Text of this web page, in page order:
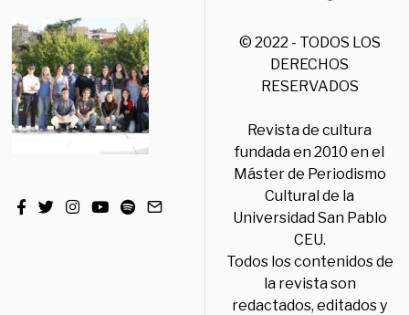
© 2022 - TODOS LOS
DERECHOS
RESERVADOS
Revista de cultura
fundada en 2010 en el
Máster de Periodismo
Cultural de la
Universidad San Pablo
CEU.
Todos los contenidos de
la revista son
redactados, editados y